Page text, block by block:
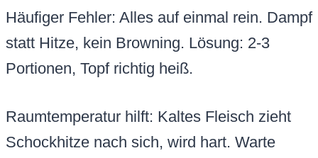
Häufiger Fehler: Alles auf einmal rein. Dampf
statt Hitze, kein Browning. Lösung: 2-3
Portionen, Topf richtig heiß.
Raumtemperatur hilft: Kaltes Fleisch zieht
Schockhitze nach sich, wird hart. Warte